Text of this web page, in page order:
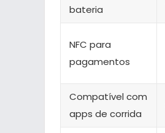
bateria
NFC para
pagamentos
Compatível com
apps de corrida